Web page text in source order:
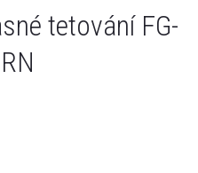
tetování FG-